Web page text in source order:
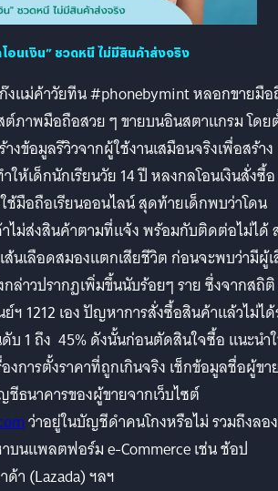
อนเงิน” ชวดหนี ไม่มีสินค้าส่งจริง
งแม่ค้าวัยทีน #phonebymint หลอกขายมื
ต์ภาพมือถือสวย ๆ ขายบนอินสตาแกรม โดย
งข้อมูลรีวิวจากผู้ใช้งานเสมือนจริงเพื่อสร้าง
ให้เด็กนักเรียนวัย 14 ปี หลงกลโอนเงินสั่งซื้อ
ช้มือถือเรียนออนไลน์ สุดท้ายเด็กพบว่าโดน
ไม่ส่งสินค้าตามที่แจ้ง พร้อมกับติดต่อไม่ได้
ส้นเลือดสมองแตกเสียชีวิต ก่อนจะพบว่ามีผู้
ล่าวปรากฏเพิ่มขึ้นนับร้อยๆ ราย ซึ่งจากสถิติ
ฯ 1212 เอง ปัญหาการสั่งซื้อสินค้าแล้วไม่ไ
บ 1 ถึง 45% ดังนั้นก่อนตัดสินใจซื้อ แนะนำ
งการตั้งราคาที่ถูกเกินจริง เช็กข้อมูลชื่อผู้ขา
ธนาคารของผู้ขายจากเว็บไซต์
ว่าอยู่ในบัญชีดำคนโกงหรือไม่ รวมถึงลอง
บนแพลตฟอร์ม e-Commerce เช่น ช้อป
ด้า (Lazada) ฯลฯ